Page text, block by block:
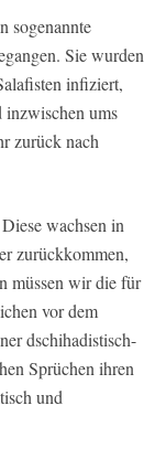
sogenannte
Sie wurden
infiziert,
inzwischen ums
zurück nach
wachsen in
zurückkommen,
müssen wir die für
vor dem
dschihadistisch-
Sprüchen ihren
und